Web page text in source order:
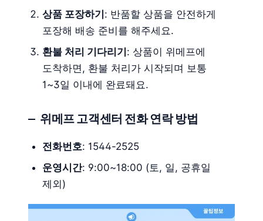
상품 포장하기 : 반품할 상품을 안전하게
포장해 배송 준비를 해주세요.
환불 처리 기다리기 : 상품이 위메프에
도착하면, 환불 처리가 시작되며 보통
1~3일 이내에 완료돼요.
위메프 고객센터 전화 연락 방법
전화번호: 1544-2525
운영시간: 9:00~18:00 (토, 일, 공휴일
제외)